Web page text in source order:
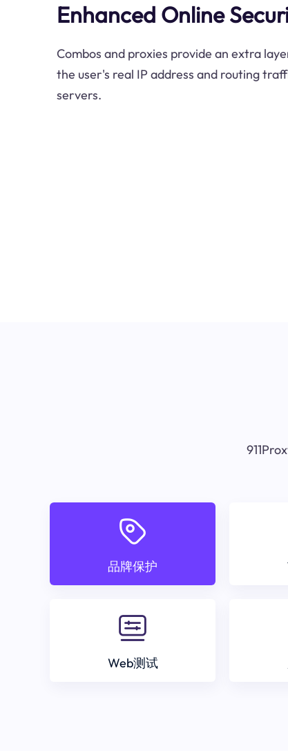
Enhanced Online
Combos and proxies provide an extra
the user's real IP address and routing
servers.
品牌保护
Web测试